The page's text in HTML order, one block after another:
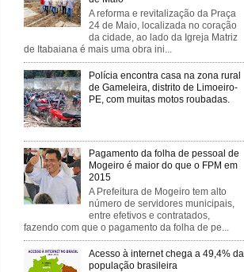
A reforma e revitalização da Praça
24 de Maio, localizada no coração
da cidade, ao lado da Igreja Matriz
de Itabaiana é mais uma obra ini...
Polícia encontra casa na zona rural
de Gameleira, distrito de Limoeiro-
PE, com muitas motos roubadas.
Pagamento da folha de pessoal de
Mogeiro é maior do que o FPM em
2015
A Prefeitura de Mogeiro tem alto
número de servidores municipais,
entre efetivos e contratados,
fazendo com que o pagamento da folha de pe...
Acesso à internet chega a 49,4% da
população brasileira